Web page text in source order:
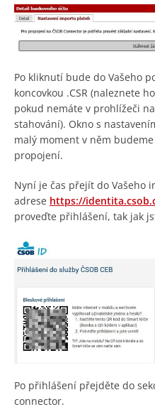
Po kliknutí bude do Vašeho
koncovkou .CSR (naleznete
pokud nemáte v prohlížeči
stahování). Okno s
malý moment v něm
propojení.
Nyní je čas přejít do Vašeho
adrese https://
proveďte přihlášení, tak jak
Po přihlášení přejděte do
connector.